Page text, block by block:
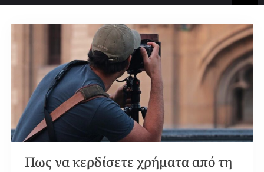
Πως να κερδίσετε χρήματα από τη